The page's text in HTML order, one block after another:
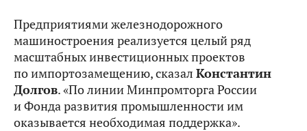
Предприятиями железнодорожного
машиностроения реализуется целый ряд
масштабных инвестиционных проектов
по импортозамещению, сказал Константин
Долгов. «По линии Минпромторга России
и Фонда развития промышленности им
оказывается необходимая поддержка».